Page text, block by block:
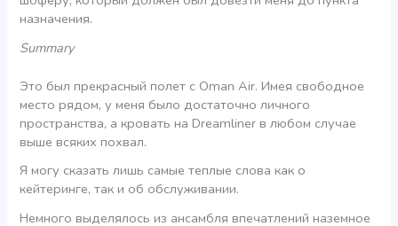
назначения.
Summary
Это был прекрасный полет с Oman Air. Имея свободное
место рядом, у меня было достаточно личного
пространства, а кровать на Dreamliner в любом случае
выше всяких похвал.
Я могу сказать лишь самые теплые слова как о
кейтеринге, так и об обслуживании.
Немного выделялось из ансамбля впечатлений наземное